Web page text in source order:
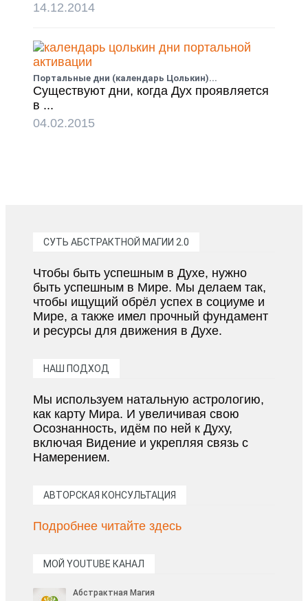
14.12.2014
Портальные дни (календарь Цолькин)...
Существуют дни, когда Дух проявляется
в ...
04.02.2015
СУТЬ АБСТРАКТНОЙ МАГИИ 2.0
Чтобы быть успешным в Духе, нужно
быть успешным в Мире. Мы делаем так,
чтобы ищущий обрёл успех в социуме и
Мире, а также имел прочный фундамент
и ресурсы для движения в Духе.
НАШ ПОДХОД
Мы используем натальную астрологию,
как карту Мира. И увеличивая свою
Осознанность, идём по ней к Духу,
включая Видение и укрепляя связь с
Намерением.
АВТОРСКАЯ КОНСУЛЬТАЦИЯ
Подробнее читайте здесь
МОЙ YOUTUBE КАНАЛ